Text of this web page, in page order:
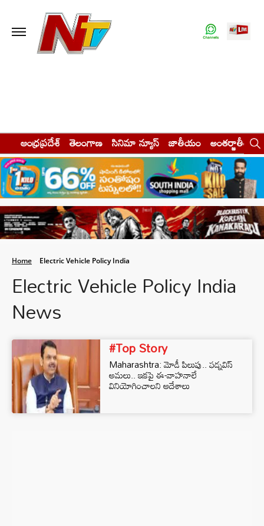
ఆంధ్రప్రదేశ్ తెలంగాణ సినిమా న్యూస్ జాతీయం అంతర్జాతీయం
Home Electric Vehicle Policy India
Electric Vehicle Policy India
News
#Top Story
Maharashtra: మోడీ పిలుపు.. ఫడ్నవిస్
అమలు.. ఇకపై ఈ-వాహనాలే
వినియోగించాలని ఆదేశాలు